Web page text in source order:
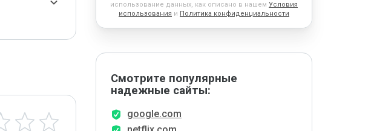
использование данных, как описано в нашем Условия
использования и Политика конфиденциальности
Смотрите популярные
надежные сайты:
google.com